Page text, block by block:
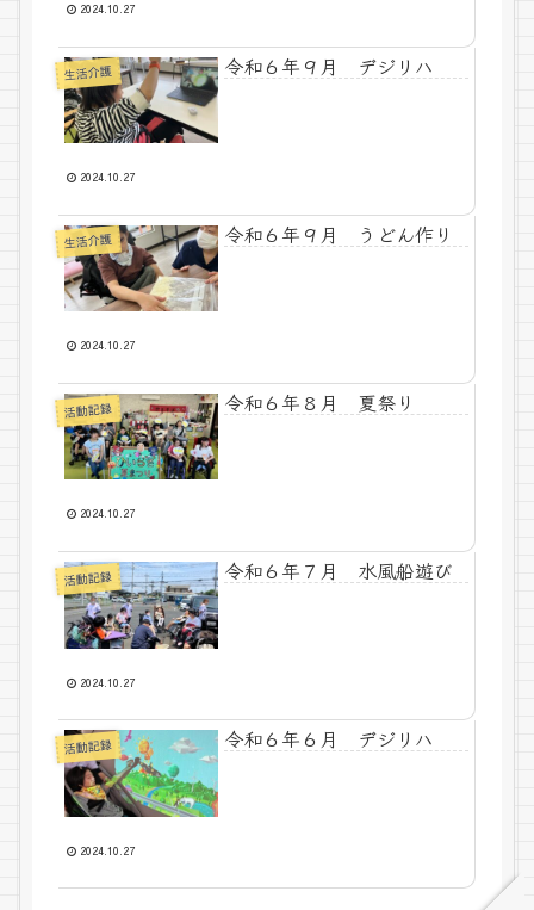
2024.10.27
生活介護 令和６年９月 デジリハ
2024.10.27
生活介護 令和６年９月 うどん作り
2024.10.27
活動記録 令和６年８月 夏祭り
2024.10.27
活動記録 令和６年７月 水風船遊び
2024.10.27
活動記録 令和６年６月 デジリハ
2024.10.27